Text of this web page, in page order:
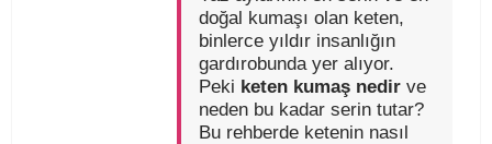
doğal kumaşı olan keten,
binlerce yıldır insanlığın
gardırobunda yer alıyor.
Peki keten kumaş nedir ve
neden bu kadar serin tutar?
Bu rehberde ketenin nasıl